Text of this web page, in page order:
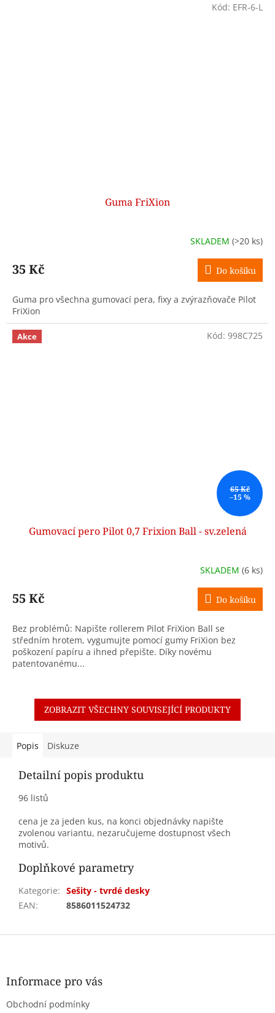
Guma FriXion
SKLADEM (>20 ks)
35 Kč Do košíku
Guma pro všechna gumovací pera, fixy a zvýrazňovače Pilot
FriXion
Kód: EFR-6-L
Akce
65 Kč
–15 %
Gumovací pero Pilot 0,7 Frixion Ball - sv.zelená
SKLADEM (6 ks)
55 Kč Do košíku
Bez problémů: Napište rollerem Pilot FriXion Ball se
středním hrotem, vygumujte pomocí gumy FriXion bez
poškození papíru a ihned přepište. Díky novému
patentovanému...
Kód: 998C725
ZOBRAZIT VŠECHNY SOUVISEJÍCÍ PRODUKTY
Popis Diskuze
Detailní popis produktu
96 listů
cena je za jeden kus, na konci objednávky napište
zvolenou variantu, nezaručujeme dostupnost všech
motivů.
Doplňkové parametry
Kategorie: Sešity - tvrdé desky
EAN: 8586011524732
Z
Informace pro vás
Obchodní podmínky